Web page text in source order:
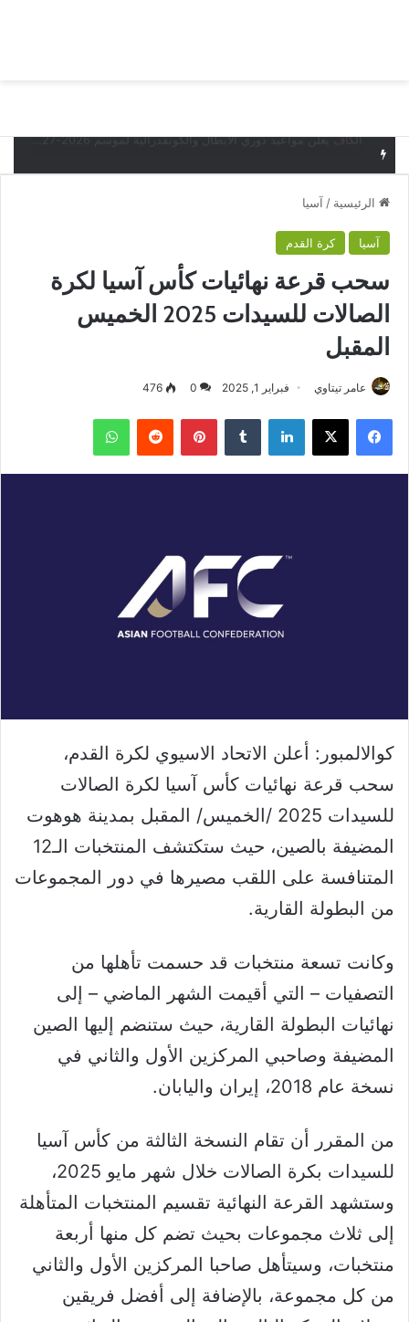
الرئيسية / آسيا
آسيا كرة القدم
سحب قرعة نهائيات كأس آسيا لكرة
الصالات للسيدات 2025 الخميس
المقبل
عامر تيتاوي فبراير 1, 2025 0
476
فيسبوك ‫X لينكدإن بينتيريست واتساب
كوالالمبور: أعلن الاتحاد الاسيوي لكرة القدم،
سحب قرعة نهائيات كأس آسيا لكرة الصالات
للسيدات 2025 /الخميس/ المقبل بمدينة هوهوت
المضيفة بالصين، حيث ستكتشف المنتخبات الـ12
المتنافسة على اللقب مصيرها في دور المجموعات
من البطولة القارية.
وكانت تسعة منتخبات قد حسمت تأهلها من
التصفيات – التي أقيمت الشهر الماضي – إلى
نهائيات البطولة القارية، حيث ستنضم إليها الصين
المضيفة وصاحبي المركزين الأول والثاني في
نسخة عام 2018، إيران واليابان.
من المقرر أن تقام النسخة الثالثة من كأس آسيا
للسيدات بكرة الصالات خلال شهر مايو 2025،
وستشهد القرعة النهائية تقسيم المنتخبات المتأهلة
إلى ثلاث مجموعات بحيث تضم كل منها أربعة
منتخبات، وسيتأهل صاحبا المركزين الأول والثاني
من كل مجموعة، بالإضافة إلى أفضل فريقين